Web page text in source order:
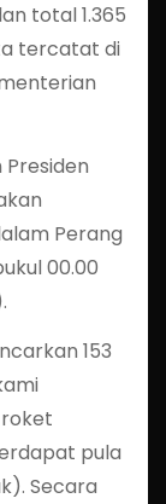
total 1.365
tercatat di
Perang
00.00
153
pula
Secara